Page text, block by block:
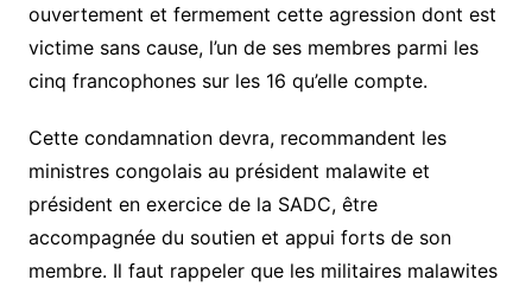
ouvertement et fermement cette agression dont est
victime sans cause, l’un de ses membres parmi les
cinq francophones sur les 16 qu’elle compte.
Cette condamnation devra, recommandent les
ministres congolais au président malawite et
président en exercice de la SADC, être
accompagnée du soutien et appui forts de son
membre. Il faut rappeler que les militaires malawites